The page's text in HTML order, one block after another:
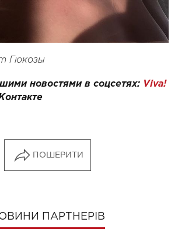
Гюкозы
новостями в соцсетях: Viva!
ПОШЕРИТИ
ПАРТНЕРІВ